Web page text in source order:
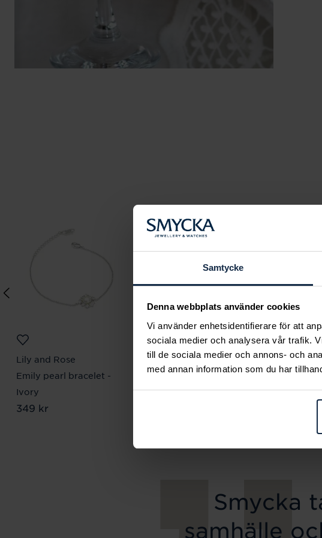
Samtycke
Denna webbplats använder cookies
Vi använder enhetsidentifierare för att
sociala medier och analysera vår trafik.
till de sociala medier och annons- och
med annan information som du har
Lily and Rose
Emily pearl bracelet -
Ivory
Pris :349 kr
349 kr
Mockberg
Royal Watch 28 mm
Pris:2 399 kr
2 399 kr
Ellie
Pris:
799 kr
Smycka
samhälle